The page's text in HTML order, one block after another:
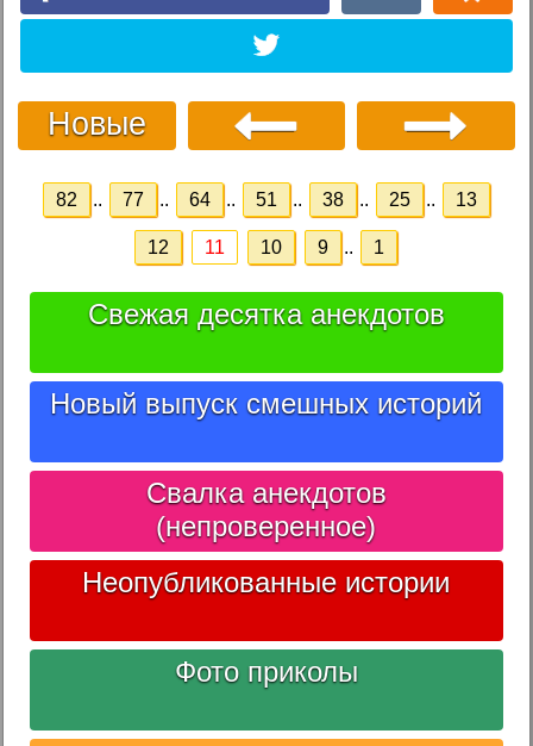
Новые
82 .. 77 .. 64 .. 51 .. 38 .. 25 .. 13
12 11 10 9 .. 1
Свежая десятка анекдотов
Новый выпуск смешных историй
Свалка анекдотов
(непроверенное)
Неопубликованные истории
Фото приколы